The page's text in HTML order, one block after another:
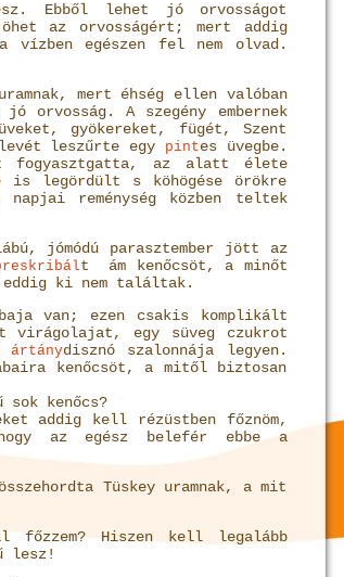
Ebből lehet jó orvosságot
az orvosságért; mert addig
egészen fel nem olvad.
mert éhség ellen valóban
A szegény embernek
gyökereket, fügét, Szent
leszűrte egy
pintes üvegbe.
fogyasztgatta, az alatt élete
is legördült s köhögése örökre
reménység közben teltek
jómódú parasztember jött az
t ám kenőcsöt, a minőt
eddig ki nem találtak.
van; ezen csakis komplikált
virágolajat, egy süveg czukrot
ártánydisznó szalonnája legyen.
kenőcsöt, a mitől biztosan
sok kenőcs?
addig kell rézüstben főznöm,
az egész belefér ebbe a
Tüskey uramnak, a mit
főzzem? Hiszen kell legalább
lesz!